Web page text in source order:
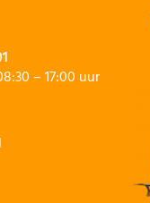
– 17:00 uur